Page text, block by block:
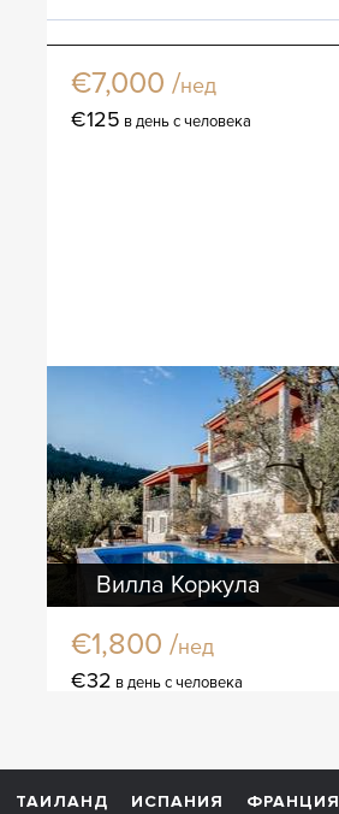
Вилла Лимана
€7,000 /нед
€125 в день с человека
Вилла Коркула
€1,800 /нед
€32 в день с человека
ТАИЛАНД ИСПАНИЯ ФРАНЦИЯ